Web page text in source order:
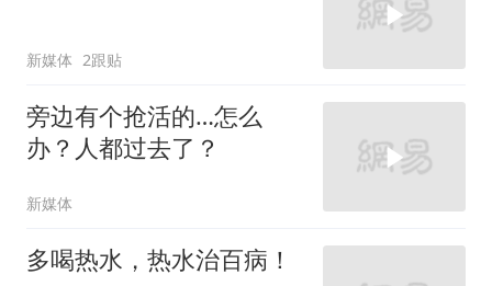
新媒体 2跟贴
旁边有个抢活的…怎么
办？人都过去了？
新媒体
多喝热水，热水治百病！